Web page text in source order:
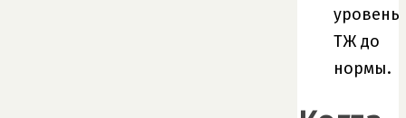
уровень
ТЖ до
нормы.